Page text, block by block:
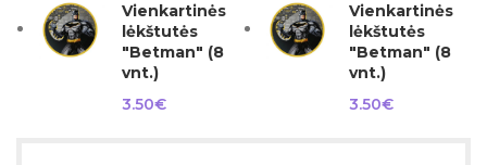
Vienkartinės
lėkštutės
"Betman" (8
vnt.)
3.50€
Vienkartinės
lėkštutės
"Betman" (8
vnt.)
3.50€